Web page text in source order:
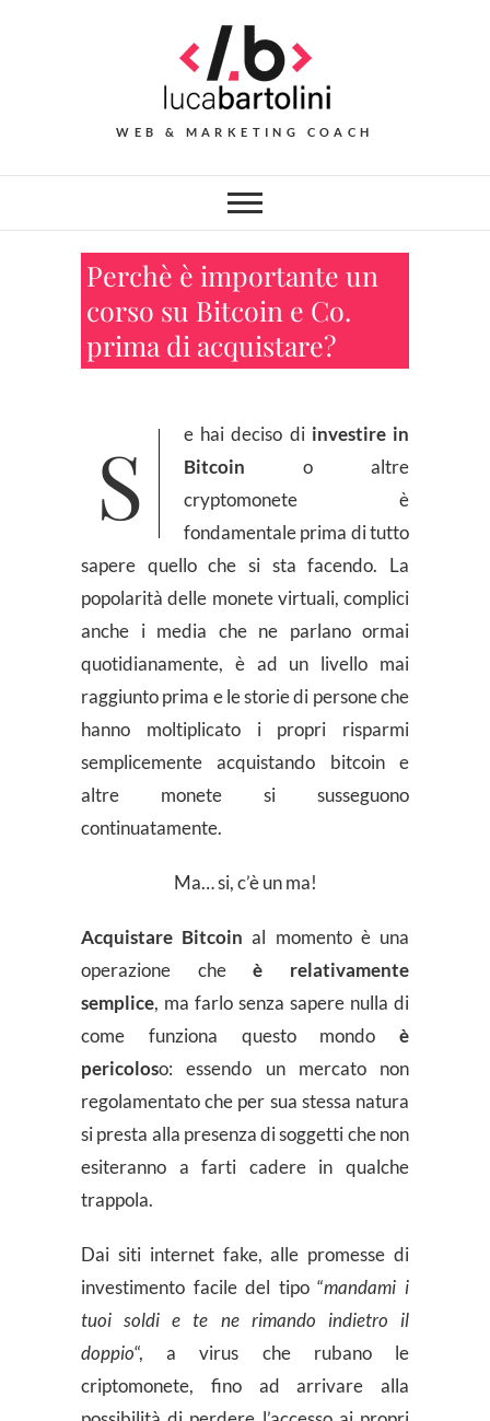
WEB & MARKETING COACH
Perchè è importante un
corso su Bitcoin e Co.
prima di acquistare?
Se hai deciso di investire in
Bitcoin o altre
cryptomonete è
fondamentale prima di tutto
sapere quello che si sta facendo. La
popolarità delle monete virtuali, complici
anche i media che ne parlano ormai
quotidianamente, è ad un livello mai
raggiunto prima e le storie di persone che
hanno moltiplicato i propri risparmi
semplicemente acquistando bitcoin e
altre monete si susseguono
continuatamente.
Ma… si, c’è un ma!
Acquistare Bitcoin al momento è una
operazione cheè relativamente
semplice, ma farlo senza sapere nulla di
come funziona questo mondo è
pericoloso: essendo un mercato non
regolamentato che per sua stessa natura
si presta alla presenza di soggetti che non
esiteranno a farti cadere in qualche
trappola.
Dai siti internet fake, alle promesse di
investimento facile del tipo “mandami i
tuoi soldi e te ne rimando indietro il
doppio“, a virus che rubano le
criptomonete, fino ad arrivare alla